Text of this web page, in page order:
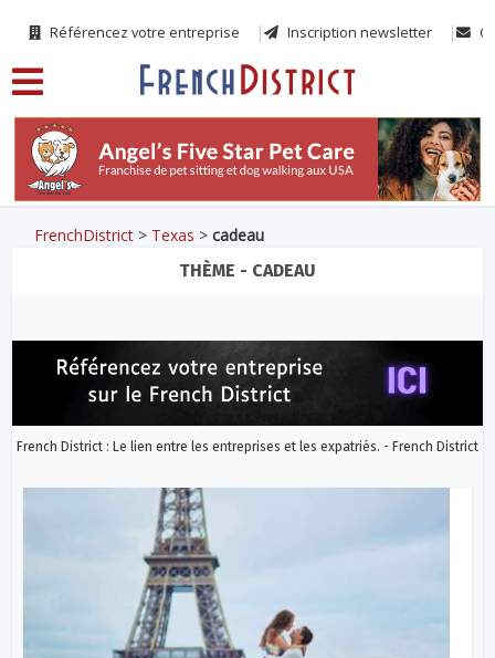
Référencez votre entreprise Inscription newsletter
FrenchDistrict > Texas >cadeau
THÈME - CADEAU
French District : Le lien entre les entreprises et les expatriés. - French District